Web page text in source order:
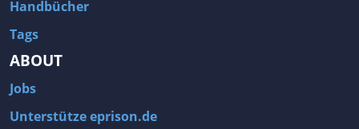
Handbücher
Tags
ABOUT
Jobs
Unterstütze eprison.de